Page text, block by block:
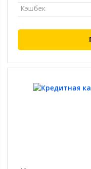
Кэшбек